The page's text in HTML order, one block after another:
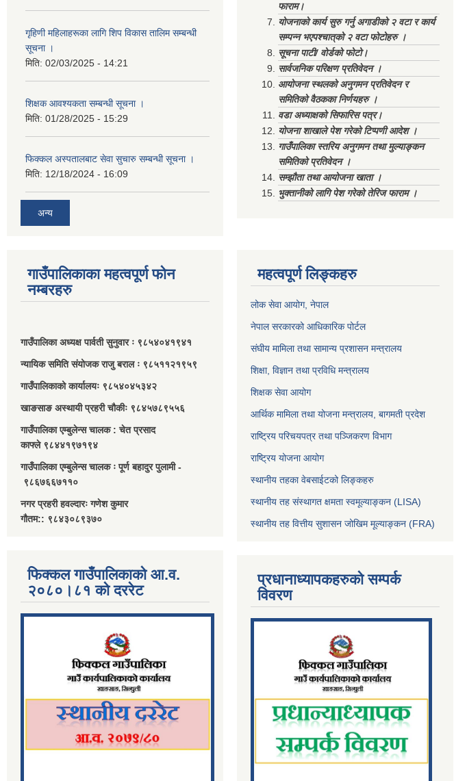
गृहिणी महिलाहरूका लागि शिप विकास तालिम सम्बन्धी
सूचना ‌।
मिति: 02/03/2025 - 14:21
शिक्षक आवश्यकता सम्बन्धी सूचना ।
मिति: 01/28/2025 - 15:29
फिक्कल अस्पतालबाट सेवा सुचारु सम्बन्धी सूचना ।
मिति: 12/18/2024 - 16:09
अन्य
फाराम।
योजनाको कार्य सुरु गर्नु अगाडीको २ वटा र कार्य
सम्पन्न भएपश्चात्‌को २ वटा फोटोहरु ।
सूचना पाटी/ वोर्डको फोटो।
सार्वजनिक परिक्षण प्रतिवेदन ।
आयोजना स्थलको अनुगमन प्रतिवेदन र
समितिको वैठकका निर्णयहरु ।
वडा अध्याक्षको सिफारिस पत्र।
योजना शाखाले पेश गरेको टिप्पणी आदेश ।
गाउँपालिका स्तरिय अनुगमन तथा मुल्याङ्कन
समितिको प्रतिवेदन ।
सम्झौता तथा आयोजना खाता ।
भुक्तानीको लागि पेश गरेको तेरिज फाराम ।
गाउँपालिकाका महत्वपूर्ण फोन
नम्बरहरु
गाउँपालिका अध्यक्ष पार्वती सुनुवार ः ९८५४०४१९४१
न्यायिक समिति संयोजक राजु बराल ः ९८५११२१९५९
गाउँपालिकाको कार्यालयः ९८५४०४५३४२
खाङसाङ अस्थायी प्रहरी चौकीः ९८४५७८९५५६
गाउँपालिका एम्बुलेन्स चालक : चेत प्रसाद
काफ्ले ९८४४१९७१९४
गाउँपालिका एम्बुलेन्स चालक ः पूर्ण बहादुर पुलामी -
९८६७६६७११०
नगर प्रहरी हवल्दारः गणेश कुमार
गौतम:: ९८४३०८९३७०
फिक्कल गाउँपालिकाको आ.व.
२०८०।८१ को दररेट
महत्वपूर्ण लिङ्कहरु
लोक सेवा आयोग, नेपाल
नेपाल सरकारको आधिकारिक पोर्टल
संघीय मामिला तथा सामान्य प्रशासन मन्त्रालय
शिक्षा, विज्ञान तथा प्रविधि मन्त्रालय
शिक्षक सेवा आयोग
आर्थिक मामिला तथा योजना मन्त्रालय, बागमती प्रदेश
राष्ट्रिय परिचयपत्र तथा पञ्जिकरण विभाग
राष्ट्रिय योजना आयोग
स्थानीय तहका वेबसाईटको लिङ्कहरु
स्थानीय तह संस्थागत क्षमता स्वमूल्याङ्कन (LISA)
स्थानीय तह वित्तीय सुशासन जोखिम मूल्याङ्कन (FRA)
प्रधानाध्यापकहरुको सम्पर्क
विवरण